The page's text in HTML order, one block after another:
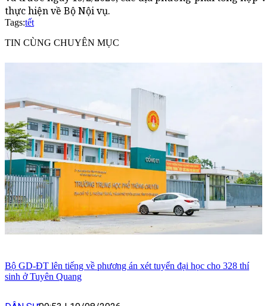
thực hiện về Bộ Nội vụ.
Tags:tết
TIN CÙNG CHUYÊN MỤC
Bộ GD-ĐT lên tiếng về phương án xét tuyển đại học cho 328 thí
sinh ở Tuyên Quang